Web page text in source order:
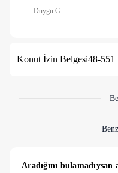
Odamızdan balkona çıkış
Duygu G.
Konut İzin Belgesi48-551
Aradığını